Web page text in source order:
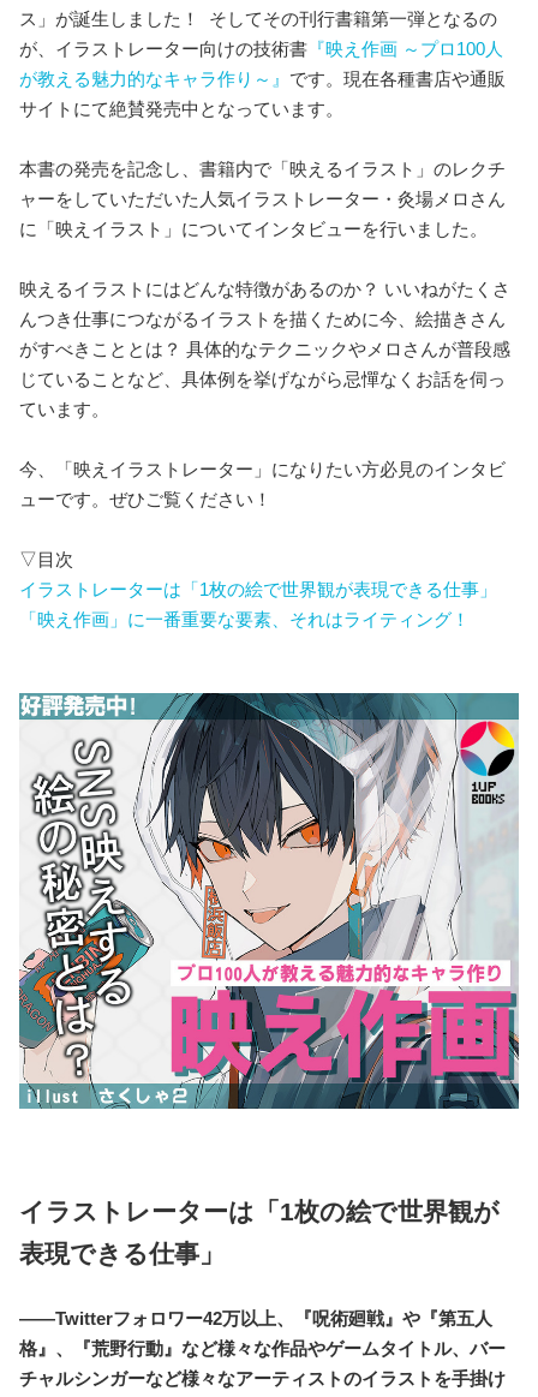
ス」が誕生しました！ そしてその刊行書籍第一弾となるの
が、イラストレーター向けの技術書 『映え作画 ～プロ100人
が教える魅力的なキャラ作り～』 です。現在各種書店や通販
サイトにて絶賛発売中となっています。
本書の発売を記念し、書籍内で「映えるイラスト」のレクチ
ャーをしていただいた人気イラストレーター・灸場メロさん
に「映えイラスト」についてインタビューを行いました。
映えるイラストにはどんな特徴があるのか？ いいねがたくさ
んつき仕事につながるイラストを描くために今、絵描きさん
がすべきこととは？ 具体的なテクニックやメロさんが普段感
じていることなど、具体例を挙げながら忌憚なくお話を伺っ
ています。
今、「映えイラストレーター」になりたい方必見のインタビ
ューです。ぜひご覧ください！
▽目次
イラストレーターは「1枚の絵で世界観が表現できる仕事」
「映え作画」に一番重要な要素、それはライティング！
イラストレーターは「1枚の絵で世界観が
表現できる仕事」
――Twitterフォロワー42万以上、『呪術廻戦』や『第五人
格』、『荒野行動』など様々な作品やゲームタイトル、バー
チャルシンガーなど様々なアーティストのイラストを手掛け